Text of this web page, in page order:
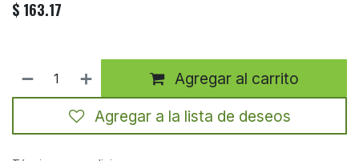
$ 163.17
Agregar al carrito
Agregar a la lista de deseos